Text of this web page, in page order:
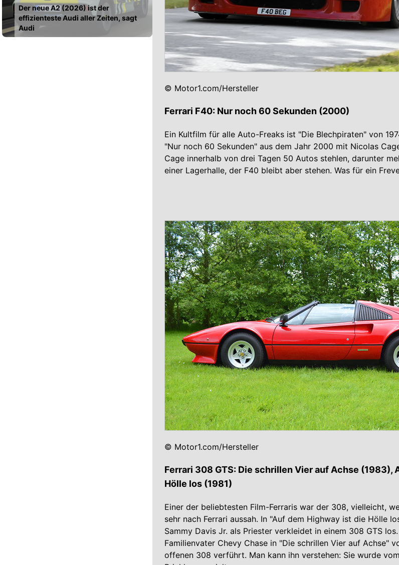
Der neue A2 (2026) ist der
effizienteste Audi aller Zeiten, sagt
Audi
© Motor1.com/Hersteller
Ferrari F40: Nur noch 60 Sekunden (2000)
Ein Kultfilm für alle Auto-Freaks ist "Die Blechpiraten" von
"Nur noch 60 Sekunden" aus dem Jahr 2000 mit Nicolas
Cage innerhalb von drei Tagen 50 Autos stehlen, darunter
einer Lagerhalle, der F40 bleibt aber stehen. Was für ein
© Motor1.com/Hersteller
Ferrari 308 GTS: Die schrillen Vier auf Achse (1983),
Hölle los (1981)
Einer der beliebtesten Film-Ferraris war der 308, vielleicht,
sehr nach Ferrari aussah. In "Auf dem Highway ist die Hölle
Sammy Davis Jr. als Priester verkleidet in einem 308 GTS
Familienvater Chevy Chase in "Die schrillen Vier auf Achse"
offenen 308 verführt. Man kann ihn verstehen: Sie wurde